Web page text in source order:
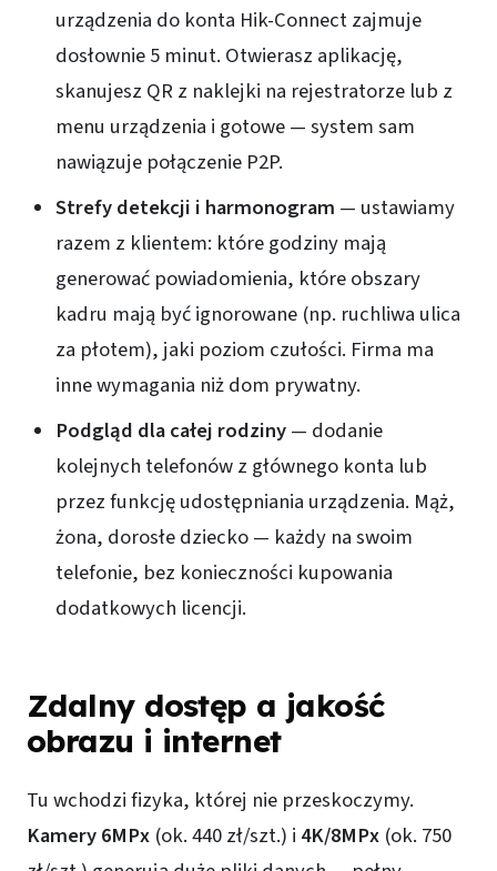
urządzenia do konta Hik-Connect zajmuje
dosłownie 5 minut. Otwierasz aplikację,
skanujesz QR z naklejki na rejestratorze lub z
menu urządzenia i gotowe — system sam
nawiązuje połączenie P2P.
Strefy detekcji i harmonogram — ustawiamy
razem z klientem: które godziny mają
generować powiadomienia, które obszary
kadru mają być ignorowane (np. ruchliwa ulica
za płotem), jaki poziom czułości. Firma ma
inne wymagania niż dom prywatny.
Podgląd dla całej rodziny— dodanie
kolejnych telefonów z głównego konta lub
przez funkcję udostępniania urządzenia. Mąż,
żona, dorosłe dziecko — każdy na swoim
telefonie, bez konieczności kupowania
dodatkowych licencji.
Zdalny dostęp a jakość
obrazu i internet
Tu wchodzi fizyka, której nie przeskoczymy.
Kamery 6MPx (ok. 440 zł/szt.) i 4K/8MPx (ok. 750